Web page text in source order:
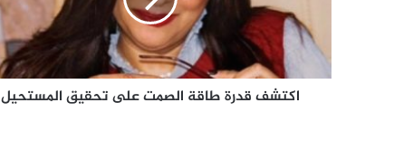
د
ر
اكتشف قدرة طاقة الصمت على تحقيق المستحيل